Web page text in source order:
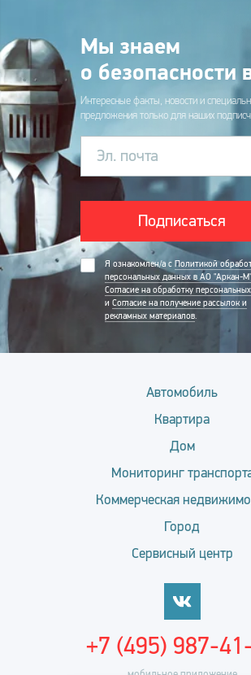
Мы знаем
о безопасности
Интересные факты, новости и
предложения только для наших
Эл. почта
Подписаться
Я ознакомлен/а с Политикой
персональных данных в АО "Аркан-М"
Согласие на обработку
и Согласие на получение рассылок и
рекламных материалов.
Автомобиль
Квартира
Дом
Мониторинг
Коммерческая
Город
Сервисный центр
+7 (495) 987-